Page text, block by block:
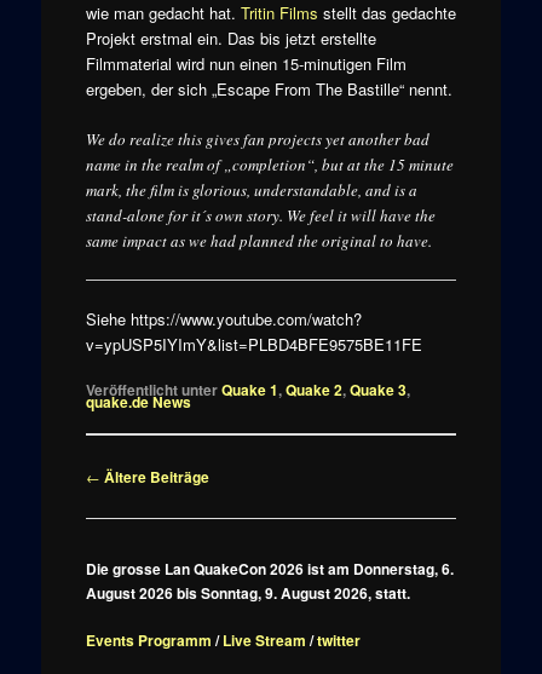
wie man gedacht hat. Tritin Films stellt das gedachte
Projekt erstmal ein. Das bis jetzt erstellte
Filmmaterial wird nun einen 15-minutigen Film
ergeben, der sich „Escape From The Bastille“ nennt.
We do realize this gives fan projects yet another bad
name in the realm of „completion“, but at the 15 minute
mark, the film is glorious, understandable, and is a
stand-alone for it´s own story. We feel it will have the
same impact as we had planned the original to have.
Siehe https://www.youtube.com/watch?
v=ypUSP5IYImY&list=PLBD4BFE9575BE11FE
Veröffentlicht unterQuake 1,Quake 2,Quake 3,
quake.de News
Beitragsnavigation
← Ältere Beiträge
Die grosse Lan QuakeCon 2026 ist am Donnerstag, 6.
August 2026 bis Sonntag, 9. August 2026, statt.
Events Programm /Live Stream /twitter